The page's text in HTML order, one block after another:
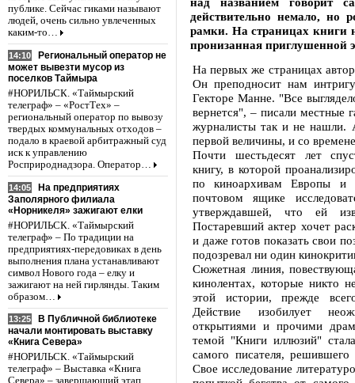
публике. Сейчас гиками называют
людей, очень сильно увлеченных
каким-то…
14:10
Региональный оператор не
может вывезти мусор из
поселков Таймыра
#НОРИЛЬСК. «Таймырский
телеграф» – «РостТех» –
региональный оператор по вывозу
твердых коммунальных отходов –
подало в краевой арбитражный суд
иск к управлению
Росприроднадзора. Оператор…
14:05
На предприятиях
Заполярного филиала
«Норникеля» зажигают елки
#НОРИЛЬСК. «Таймырский
телеграф» – По традиции на
предприятиях-передовиках в день
выполнения плана устанавливают
символ Нового года – елку и
зажигают на ней гирлянды. Таким
образом…
13:25
В Публичной библиотеке
начали монтировать выставку
«Книга Севера»
#НОРИЛЬСК. «Таймырский
телеграф» – Выставка «Книга
действительно немало, но
рамки. На страницах книги
пронизанная приглушенной
На первых же страницах
Он преподносит нам
Гекторе Манне. "Все
вернется", – писали местные
журналисты так и не нашли.
первой величины, и со
Почти шестьдесят лет
книгу, в которой
по киноархивам Европы
почтовом ящике
утверждавшей, что ей
Постаревший актер хочет
и даже готов показать свои
подозревал ни один
Сюжетная линия,
кинолентах, которые никто
этой истории, прежде
Действие изобилует
открытиями и прочими
темой "Книги иллюзий"
самого писателя,
Свое исследование